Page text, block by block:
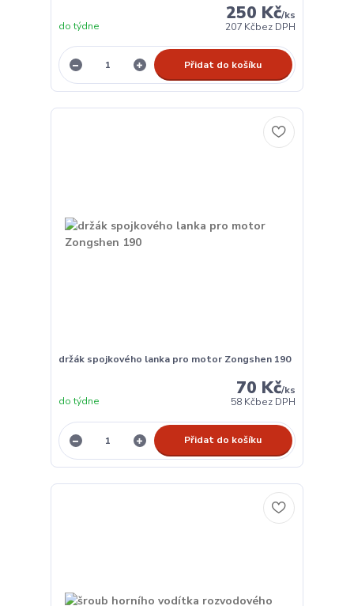
250 Kč/ks
207 Kčbez DPH
do týdne
Přidat do košíku
držák spojkového lanka pro motor Zongshen 190
70 Kč/ks
58 Kčbez DPH
do týdne
Přidat do košíku